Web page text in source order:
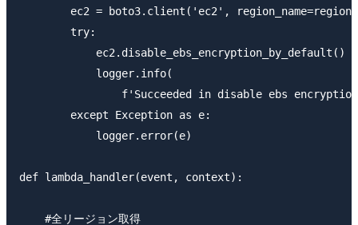
        ec2 = boto3.client('ec2', region_name=region)
        try:
            ec2.disable_ebs_encryption_by_default()
            logger.info(
f'Succeeded in disable ebs
        except Exception as e:
            logger.error(e)
def lambda_handler(event, context):
    #全リージョン取得